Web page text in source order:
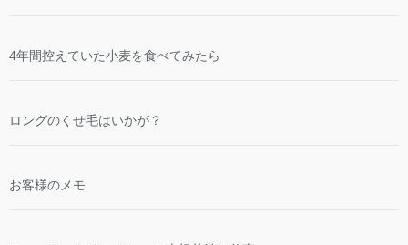
4年間控えていた小麦を食べてみたら
ロングのくせ毛はいかが？
お客様のメモ